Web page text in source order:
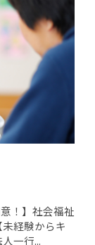
！】社会福祉
経験からキ
一行...